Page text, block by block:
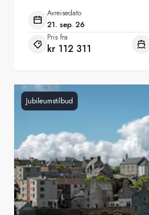
Avreisedato
21. sep. 26
Pris fra
kr 112 311
Jubileumstilbud